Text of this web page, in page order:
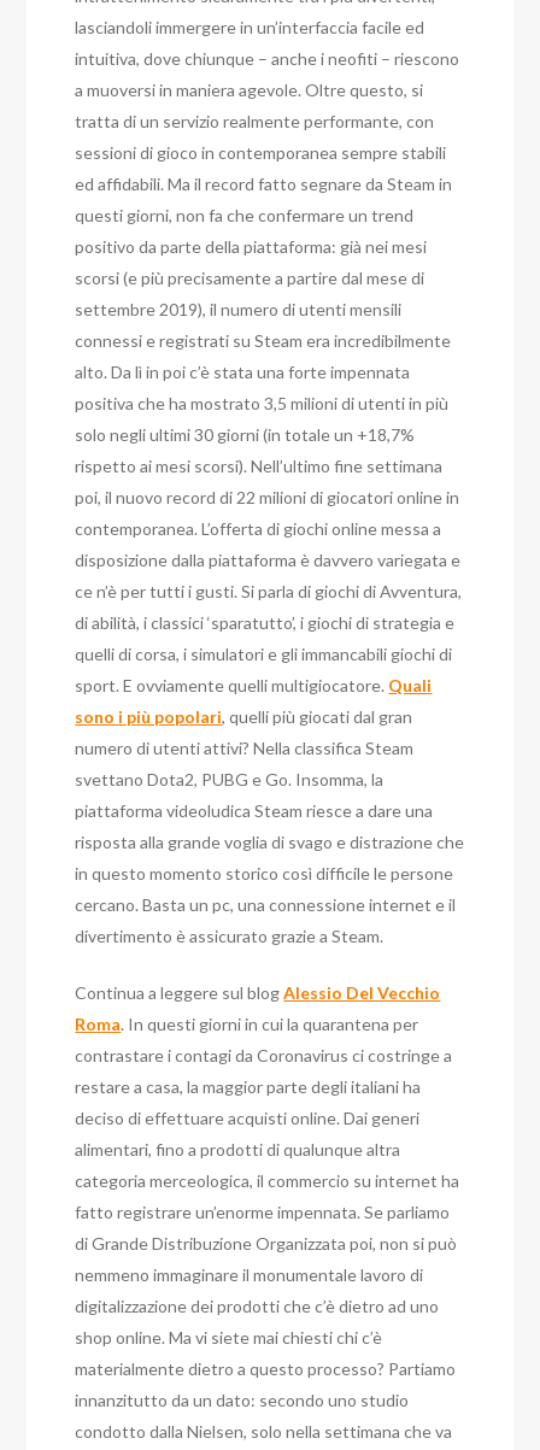
lasciandoli immergere in un’interfaccia facile ed
intuitiva, dove chiunque – anche i neofiti – riescono
a muoversi in maniera agevole. Oltre questo, si
tratta di un servizio realmente performante, con
sessioni di gioco in contemporanea sempre stabili
ed affidabili. Ma il record fatto segnare da Steam in
questi giorni, non fa che confermare un trend
positivo da parte della piattaforma: già nei mesi
scorsi (e più precisamente a partire dal mese di
settembre 2019), il numero di utenti mensili
connessi e registrati su Steam era incredibilmente
alto. Da lì in poi c’è stata una forte impennata
positiva che ha mostrato 3,5 milioni di utenti in più
solo negli ultimi 30 giorni (in totale un +18,7%
rispetto ai mesi scorsi). Nell’ultimo fine settimana
poi, il nuovo record di 22 milioni di giocatori online in
contemporanea. L’offerta di giochi online messa a
disposizione dalla piattaforma è davvero variegata e
ce n’è per tutti i gusti. Si parla di giochi di Avventura,
di abilità, i classici ‘sparatutto’, i giochi di strategia e
quelli di corsa, i simulatori e gli immancabili giochi di
sport. E ovviamente quelli multigiocatore. Quali
sono i più popolari, quelli più giocati dal gran
numero di utenti attivi? Nella classifica Steam
svettano Dota2, PUBG e Go. Insomma, la
piattaforma videoludica Steam riesce a dare una
risposta alla grande voglia di svago e distrazione che
in questo momento storico così difficile le persone
cercano. Basta un pc, una connessione internet e il
divertimento è assicurato grazie a Steam.
Continua a leggere sul blogAlessio Del Vecchio
Roma. In questi giorni in cui la quarantena per
contrastare i contagi da Coronavirus ci costringe a
restare a casa, la maggior parte degli italiani ha
deciso di effettuare acquisti online. Dai generi
alimentari, fino a prodotti di qualunque altra
categoria merceologica, il commercio su internet ha
fatto registrare un’enorme impennata. Se parliamo
di Grande Distribuzione Organizzata poi, non si può
nemmeno immaginare il monumentale lavoro di
digitalizzazione dei prodotti che c’è dietro ad uno
shop online. Ma vi siete mai chiesti chi c’è
materialmente dietro a questo processo? Partiamo
innanzitutto da un dato: secondo uno studio
condotto dalla Nielsen, solo nella settimana che va